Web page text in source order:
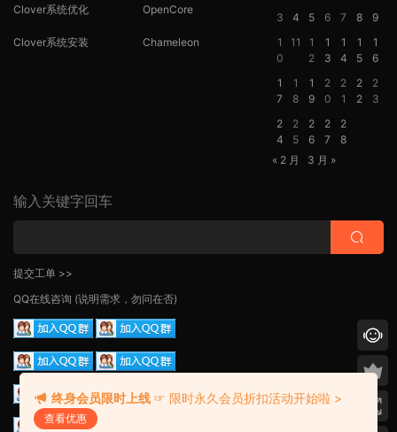
Clover系统优化
Clover系统安装
OpenCore
Chameleon
3
4 5 6 7 8
9
1
0
11
1
2
1
3
1
4
1
5
1
6
1
7
1
8
1
9
2
0
2
1
2
2
2
3
2
4
2
5
2
6
2
7
2
8
« 2 月
3 月 »
输入关键字回车
提交工单 >>
QQ在线咨询 (说明需求，勿问在否)
终身会员限时上线 ☞ 限时永久会员折扣活动开始啦 >
查看优惠